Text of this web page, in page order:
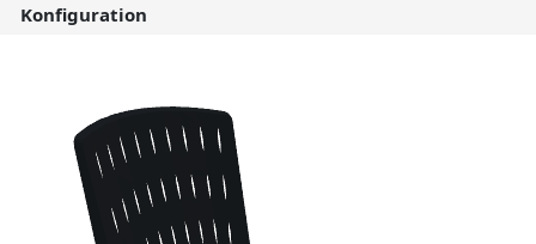
Konfiguration